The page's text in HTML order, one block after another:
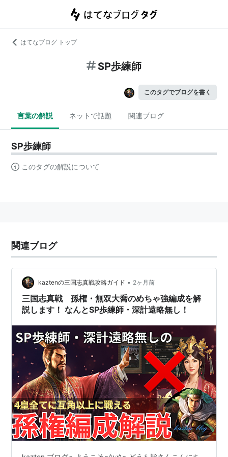
はてなブログ トップ
SP歩練師
このタグでブログを書く
言葉の解説 ネットで話題 関連ブログ
SP歩練師
このタグの解説について
関連ブログ
kaztenの三国志真戦攻略ガイド • 2ヶ月前
三国志真戦 孫権・無双大喬のめちゃ強編成を解
説します！ なんとSP歩練師・深計遠略無し！